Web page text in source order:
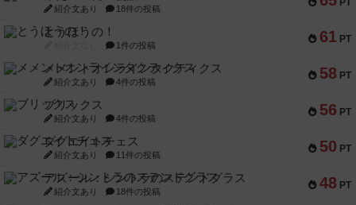
PT
紹介文あり 18件の投稿
61 PT
とうほうの！
1件の投稿
58 PT
メメントオンラインタクティクス
紹介文あり 4件の投稿
56 PT
ブリックス
紹介文あり 4件の投稿
50 PT
ダグエイトチェス
紹介文あり 11件の投稿
48 PT
アズール：シントラのステンドグラス
紹介文あり 18件の投稿